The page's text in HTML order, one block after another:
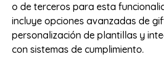
o de terceros para esta
incluye opciones avanzadas de
personalización de plantillas y
con sistemas de cumplimiento.